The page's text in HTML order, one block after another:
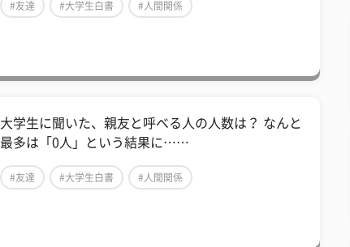
#友達 #大学生白書 #人間関係
大学生に聞いた、親友と呼べる人の人数は？ なんと
最多は「0人」という結果に……
#友達 #大学生白書 #人間関係